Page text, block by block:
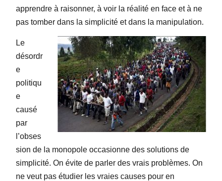
apprendre à raisonner, à voir la réalité en face et à ne
pas tomber dans la simplicité et dans la manipulation.
Le
désordr
e
politiqu
e
causé
par
l’obses
sion de la monopole occasionne des solutions de
simplicité. On évite de parler des vrais problèmes. On
ne veut pas étudier les vraies causes pour en